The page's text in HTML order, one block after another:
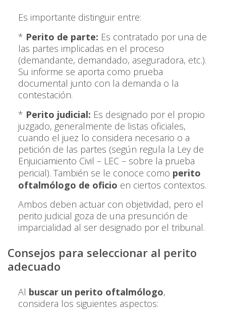
Es importante distinguir entre:
* Perito de parte: Es contratado por una de
las partes implicadas en el proceso
(demandante, demandado, aseguradora, etc.).
Su informe se aporta como prueba
documental junto con la demanda o la
contestación.
* Perito judicial: Es designado por el propio
juzgado, generalmente de listas oficiales,
cuando el juez lo considera necesario o a
petición de las partes (según regula la Ley de
Enjuiciamiento Civil – LEC – sobre la prueba
pericial). También se le conoce como perito
oftalmólogo de oficio en ciertos contextos.
Ambos deben actuar con objetividad, pero el
perito judicial goza de una presunción de
imparcialidad al ser designado por el tribunal.
Consejos para seleccionar al perito
adecuado
Al buscar un perito oftalmólogo,
considera los siguientes aspectos: